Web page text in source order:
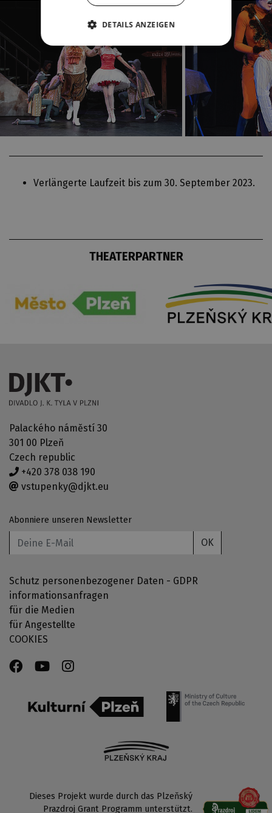
Verlängerte Laufzeit bis zum 30. September 2023.
THEATERPARTNER
Palackého náměstí 30
301 00 Plzeň
Czech republic
+420 378 038 190
vstupenky@djkt.eu
Abonniere unseren Newsletter
OK
Schutz personenbezogener Daten - GDPR
informationsanfragen
für die Medien
für Angestellte
COOKIES
Dieses Projekt wurde durch das Plzeňský
Prazdroj Grant Programm unterstützt.
DETAILS ANZEIGEN